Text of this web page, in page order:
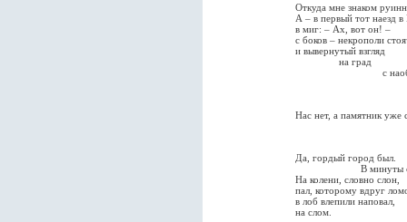
Откуда мне знаком
А – в первый тот наезд
в миг: – Ах, вот он! –
с боков – некрополи
и вывернутый взгляд
на град
с
Нас нет, а памятник уже
Да, гордый город был.
В минуты
На колени, словно слон,
пал, которому вдруг
в лоб влепили наповал,
на слом.